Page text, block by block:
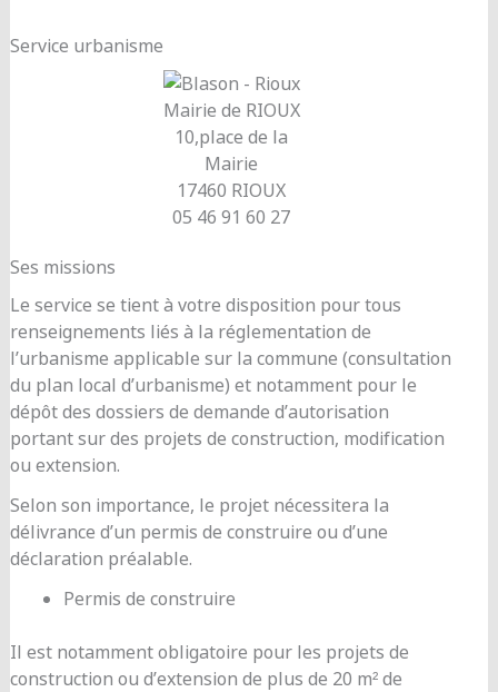
Service urbanisme
Mairie de RIOUX
10,place de la
Mairie
17460 RIOUX
05 46 91 60 27
Ses missions
Le service se tient à votre disposition pour tous
renseignements liés à la réglementation de
l’urbanisme applicable sur la commune (consultation
du plan local d’urbanisme) et notamment pour le
dépôt des dossiers de demande d’autorisation
portant sur des projets de construction, modification
ou extension.
Selon son importance, le projet nécessitera la
délivrance d’un permis de construire ou d’une
déclaration préalable.
Permis de construire
Il est notamment obligatoire pour les projets de
construction ou d’extension de plus de 20 m² de